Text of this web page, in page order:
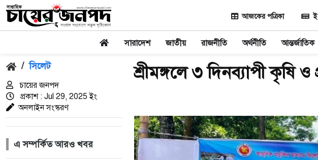
আজকের পত্রিকা
সারাদেশ জাতীয় রাজনীতি অর্থনীতি আন্তর্জাতিক
/ সিলেট
চায়ের জনপদ
প্রকাশ : Jul 29, 2025 ইং
অনলাইন সংস্করণ
এ সম্পর্কিত আরও খবর
শ্রীমঙ্গলে ৩ দিনব্যাপী কৃষি